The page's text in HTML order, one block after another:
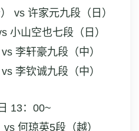
vs 许家元九段（日）
小山空也七段（日）
李轩豪九段（中）
李钦诚九段（中）
13：00~
何琼英5段（越）